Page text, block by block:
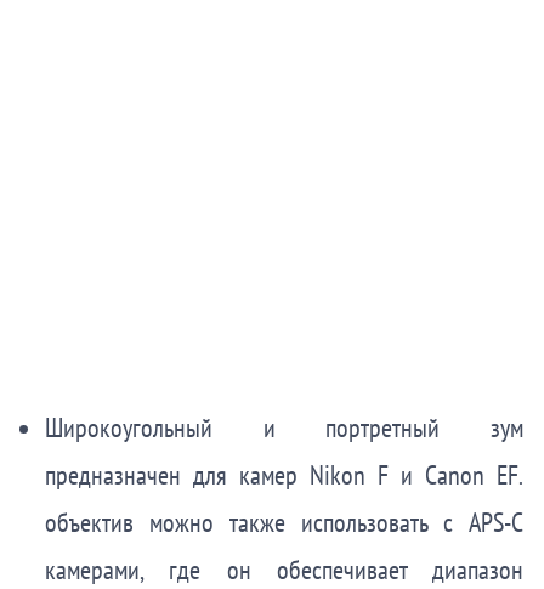
Широкоугольный и портретный зум
предназначен для камер Nikon F и Canon EF.
объектив можно также использовать с APS-C
камерами, где он обеспечивает диапазон